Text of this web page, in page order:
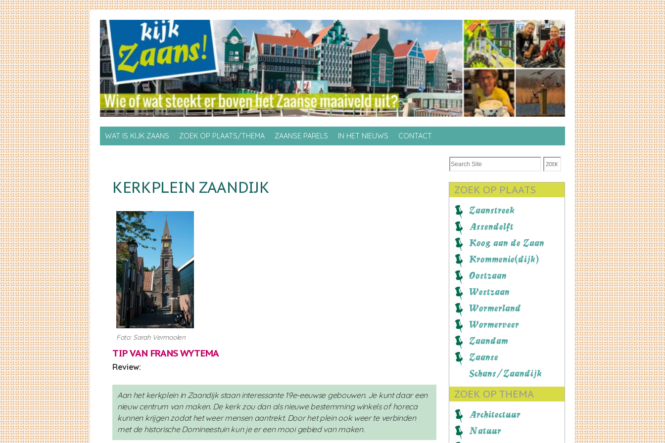
WAT IS KIJK ZAANS ZOEK OP PLAATS/THEMA ZAANSE PARELS IN HET NIEUWS CONTACT
KERKPLEIN ZAANDIJK
Foto: Sarah Vermoolen
TIP VAN FRANS WYTEMA
Review:
Aan het kerkplein in Zaandijk staan interessante 19e-eeuwse gebouwen. Je kunt daar een
nieuw centrum van maken. De kerk zou dan als nieuwe bestemming winkels of horeca
kunnen krijgen zodat het weer mensen aantrekt. Door het plein ook weer te verbinden
met de historische Domineestuin kun je er een mooi gebied van maken.
ZOEK OP PLAATS
Zaanstreek
Assendelft
Koog aan de Zaan
Krommenie(dijk)
Oostzaan
Westzaan
Wormerland
Wormerveer
Zaandam
Zaanse
Schans/Zaandijk
ZOEK OP THEMA
Architectuur
Natuur